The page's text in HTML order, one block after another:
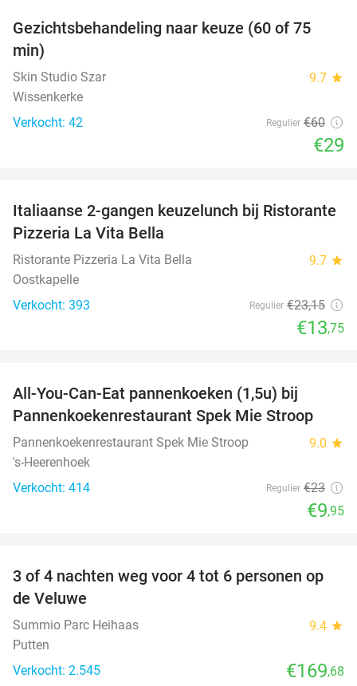
52%
Gezichtsbehandeling naar keuze (60 of 75
min)
Skin Studio Szar 9.7 star
Wissenkerke
Verkocht: 42
Regulier €60
€29
41%
Italiaanse 2-gangen keuzelunch bij Ristorante
Pizzeria La Vita Bella
Ristorante Pizzeria La Vita Bella 9.7 star
Oostkapelle
Verkocht: 393
Regulier €23,15
€13,75
All-You-Can-Eat pannenkoeken (1,5u) bij
Pannenkoekenrestaurant Spek Mie Stroop
Pannenkoekenrestaurant Spek Mie Stroop 9.0 star
's-Heerenhoek
Verkocht: 414
Regulier €23
€9,95
3 of 4 nachten weg voor 4 tot 6 personen op
de Veluwe
Summio Parc Heihaas 9.4 star
Putten
Verkocht: 2.545
€169,68